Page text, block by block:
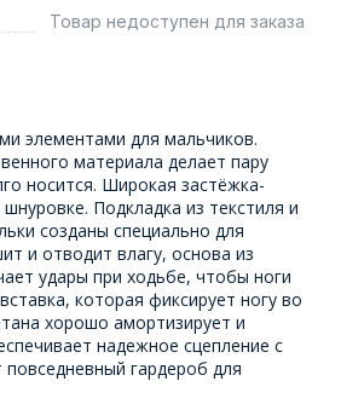
Товар недоступен для заказа
элементами для мальчиков.
материала делает пару
носится. Широкая застёжка-
Подкладка из текстиля и
созданы специально для
и отводит влагу, основа из
удары при ходьбе, чтобы ноги
которая фиксирует ногу во
хорошо амортизирует и
надежное сцепление с
гардероб для